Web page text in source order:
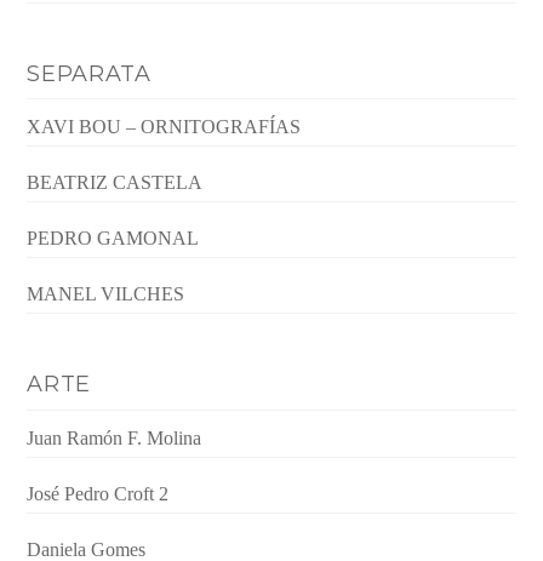
SEPARATA
XAVI BOU – ORNITOGRAFÍAS
BEATRIZ CASTELA
PEDRO GAMONAL
MANEL VILCHES
ARTE
Juan Ramón F. Molina
José Pedro Croft 2
Daniela Gomes